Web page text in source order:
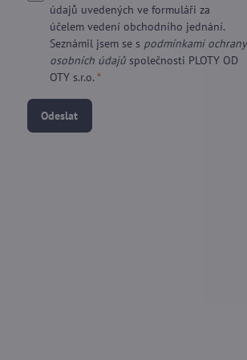
údajů uvedených ve formuláři za
účelem vedení obchodního jednání.
Seznámil jsem se s podmínkami ochrany
osobních údajů společnosti PLOTY OD
OTY s.r.o. *
Odeslat